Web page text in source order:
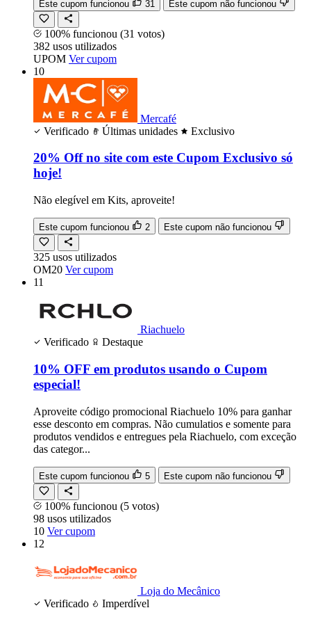
Este cupom funcionou 31 Este cupom não funcionou
100% funcionou (31 votos)
382 usos utilizados
UPOM Ver cupom
10
Mercafé
Verificado
Últimas unidades Exclusivo
20% Off no site com este Cupom Exclusivo só
hoje!
Não elegível em Kits, aproveite!
Este cupom funcionou 2 Este cupom não funcionou
325 usos utilizados
OM20 Ver cupom
11
Riachuelo
Verificado
Destaque
10% OFF em produtos usando o Cupom
especial!
Aproveite código promocional Riachuelo 10% para ganhar
esse desconto em compras. Não cumulatios e somente para
produtos vendidos e entregues pela Riachuelo, com exceção
das categor...
Este cupom funcionou 5 Este cupom não funcionou
100% funcionou (5 votos)
98 usos utilizados
10 Ver cupom
12
Loja do Mecânico
Verificado
Imperdível